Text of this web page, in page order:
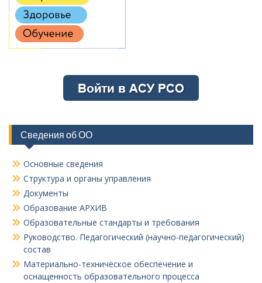
Сведения об ОО
Основные сведения
Структура и органы управления
Документы
Образование АРХИВ
Образовательные стандарты и требования
Руководство. Педагогический (научно-педагогический)
состав
Материально-техническое обеспечение и
оснащенность образовательного процесса